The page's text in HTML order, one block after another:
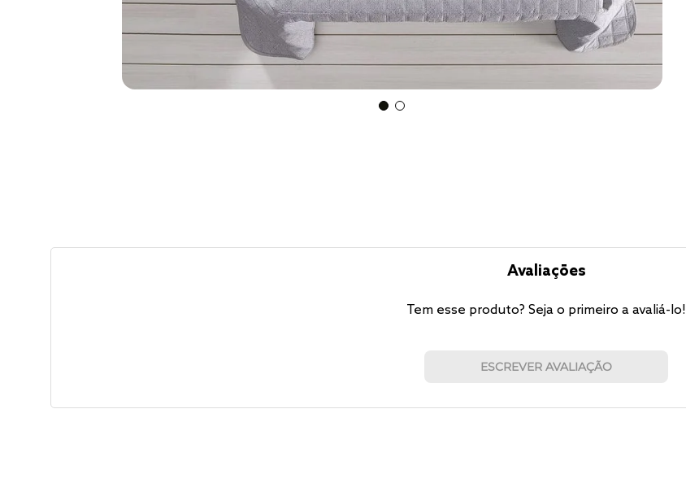
Avaliações
Tem esse produto? Seja o primeiro a avaliá-lo!
ESCREVER AVALIAÇÃO